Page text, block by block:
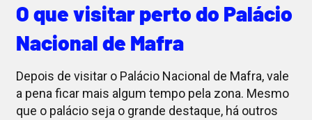
O que visitar perto do Palácio
Nacional de Mafra
Depois de visitar o Palácio Nacional de Mafra, vale
a pena ficar mais algum tempo pela zona. Mesmo
que o palácio seja o grande destaque, há outros